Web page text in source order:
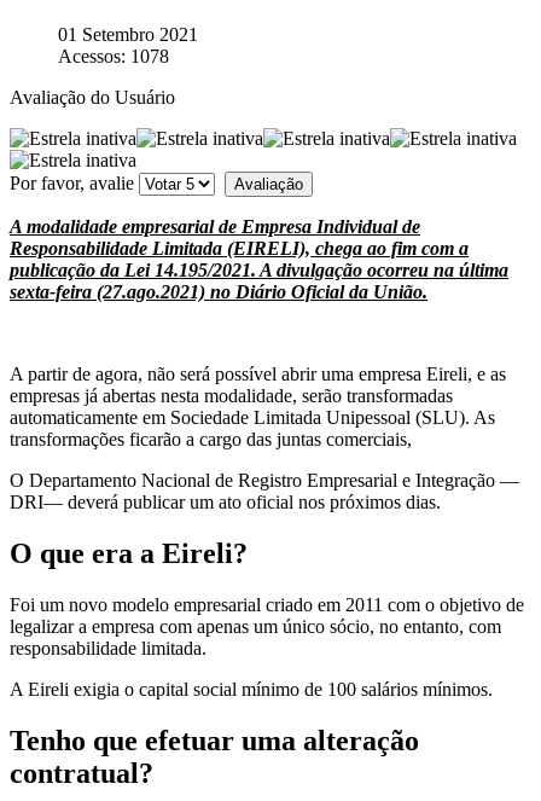
01 Setembro 2021
Acessos: 1078
Avaliação do Usuário
Por favor, avalie
A modalidade empresarial de Empresa Individual de
Responsabilidade Limitada (EIRELI), chega ao fim com a
publicação da Lei 14.195/2021. A divulgação ocorreu na última
sexta-feira (27.ago.2021) no Diário Oficial da União.
A partir de agora, não será possível abrir uma empresa Eireli, e as
empresas já abertas nesta modalidade, serão transformadas
automaticamente em Sociedade Limitada Unipessoal (SLU). As
transformações ficarão a cargo das juntas comerciais,
O Departamento Nacional de Registro Empresarial e Integração —
DRI— deverá publicar um ato oficial nos próximos dias.
O que era a Eireli?
Foi um novo modelo empresarial criado em 2011 com o objetivo de
legalizar a empresa com apenas um único sócio, no entanto, com
responsabilidade limitada.
A Eireli exigia o capital social mínimo de 100 salários mínimos.
Tenho que efetuar uma alteração
contratual?